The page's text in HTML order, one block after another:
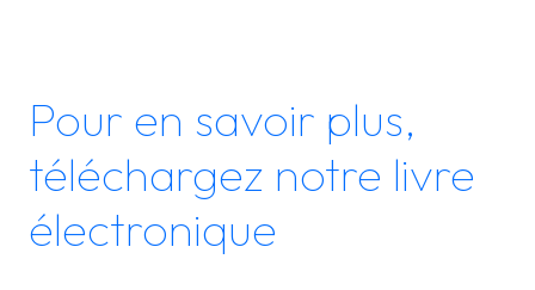
Pour en savoir plus,
téléchargez notre livre
électronique